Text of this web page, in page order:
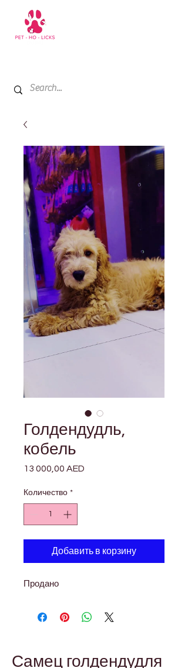
Голдендудль,
кобель
13 000,00 AED
Количество *
Добавить в корзину
Продано
Самец голдендудля